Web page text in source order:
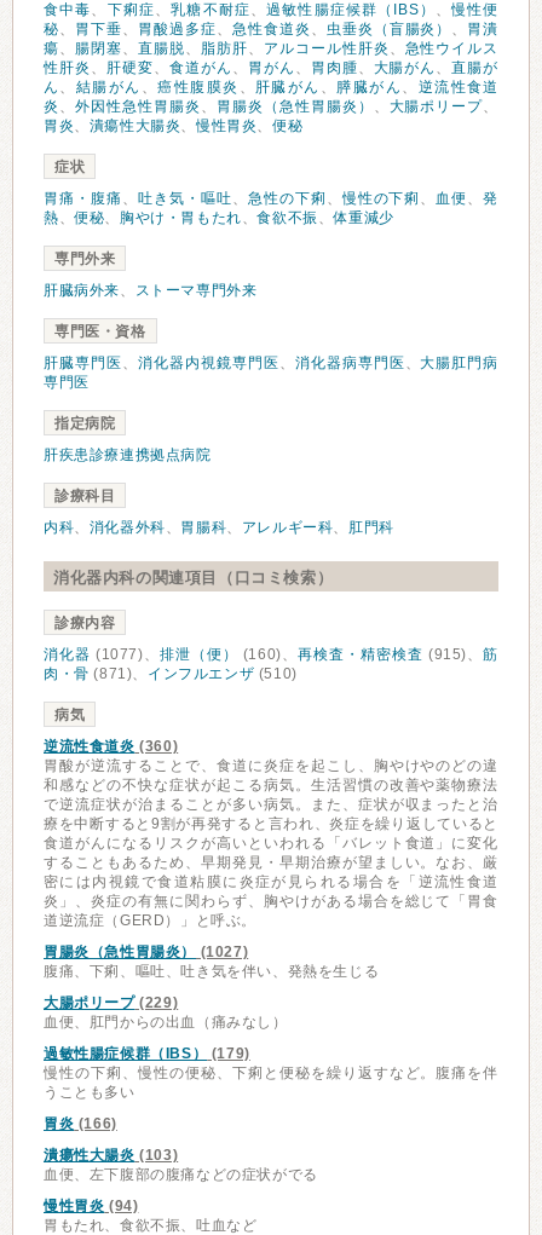
食中毒、 下痢症、乳糖不耐症、過敏性腸症候群（IBS） 、慢性便
秘、 胃下垂、 胃酸過多症、 急性食道炎 、 虫垂炎（盲腸炎） 、 胃潰
瘍、 腸閉塞、 直腸脱、 脂肪肝、 アルコール性肝炎 、 急性ウイルス
性肝炎 、 肝硬変、 食道がん 、 胃がん 、 胃肉腫、 大腸がん 、直腸が
ん 、 結腸がん 、癌性腹膜炎 、 肝臓がん 、 膵臓がん 、 逆流性食道
炎 、 外因性急性胃腸炎 、 胃腸炎（急性胃腸炎） 、 大腸ポリープ、
胃炎、 潰瘍性大腸炎、慢性胃炎、便秘
症状
胃痛・腹痛 、 吐き気・嘔吐、 急性の下痢 、慢性の下痢 、 血便、発
熱、便秘、 胸やけ・胃もたれ、食欲不振 、体重減少
専門外来
肝臓病外来、 ストーマ専門外来
専門医・資格
肝臓専門医 、 消化器内視鏡専門医 、 消化器病専門医 、大腸肛門病
専門医
指定病院
肝疾患診療連携拠点病院
診療科目
内科、 消化器外科、 胃腸科、 アレルギー科、 肛門科
消化器内科の関連項目（口コミ検索）
診療内容
消化器 (1077)、 排泄（便） (160)、再検査・精密検査 (915)、筋
肉・骨 (871)、 インフルエンザ (510)
病気
逆流性食道炎 (360)
胃酸が逆流することで、食道に炎症を起こし、胸やけやのどの違
和感などの不快な症状が起こる病気。生活習慣の改善や薬物療法
で逆流症状が治まることが多い病気。また、症状が収まったと治
療を中断すると9割が再発すると言われ、炎症を繰り返していると
食道がんになるリスクが高いといわれる「バレット食道」に変化
することもあるため、早期発見・早期治療が望ましい。なお、厳
密には内視鏡で食道粘膜に炎症が見られる場合を「逆流性食道
炎」、炎症の有無に関わらず、胸やけがある場合を総じて「胃食
道逆流症（GERD）」と呼ぶ。
胃腸炎（急性胃腸炎）
(1027)
腹痛、下痢、嘔吐、吐き気を伴い、発熱を生じる
大腸ポリープ(229)
血便、肛門からの出血（痛みなし）
過敏性腸症候群（IBS）
(179)
慢性の下痢、慢性の便秘、下痢と便秘を繰り返すなど。腹痛を伴
うことも多い
胃炎 (166)
潰瘍性大腸炎 (103)
血便、左下腹部の腹痛などの症状がでる
慢性胃炎 (94)
胃もたれ、食欲不振、吐血など